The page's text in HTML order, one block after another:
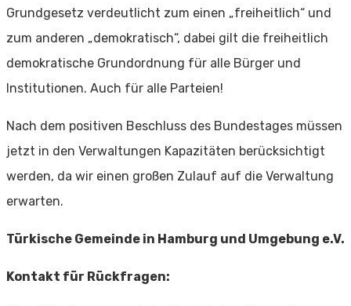
Grundgesetz verdeutlicht zum einen „freiheitlich“ und
zum anderen „demokratisch“, dabei gilt die freiheitlich
demokratische Grundordnung für alle Bürger und
Institutionen. Auch für alle Parteien!
Nach dem positiven Beschluss des Bundestages müssen
jetzt in den Verwaltungen Kapazitäten berücksichtigt
werden, da wir einen großen Zulauf auf die Verwaltung
erwarten.
Türkische Gemeinde in Hamburg und Umgebung e.V.
Kontakt für Rückfragen: